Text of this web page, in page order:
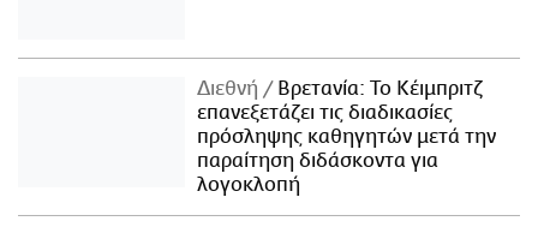
Διεθνή
Βρετανία: Το Κέιμπριτζ
επανεξετάζει τις διαδικασίες
πρόσληψης καθηγητών μετά την
παραίτηση διδάσκοντα για
λογοκλοπή